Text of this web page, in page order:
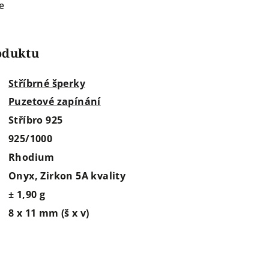
Stříbrné šperky
Puzetové zapínání
Stříbro 925
925/1000
Rhodium
Onyx, Zirkon 5A kvality
± 1,90 g
8 x 11 mm (š x v)